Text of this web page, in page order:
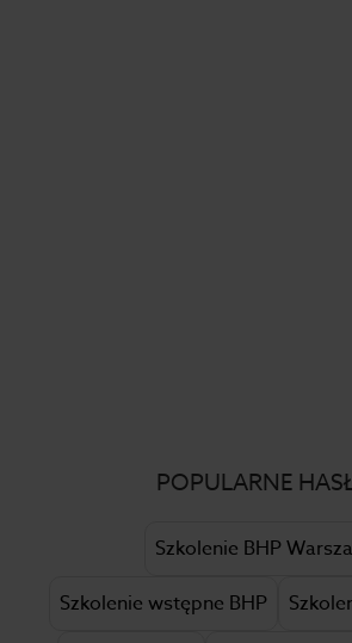
POPULARNE
Szkolenie BHP
Szkolenie wstępne BHP